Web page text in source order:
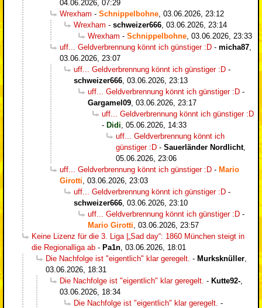
04.06.2026, 07:29
Wrexham - Schnippelbohne 03.06.2026, 23:12
Wrexham - schweizer666 03.06.2026, 23:14
Wrexham - Schnippelbohne 03.06.2026, 23:33
uff... Geldverbrennung könnt ich günstiger :D - micha87
03.06.2026, 23:07
uff... Geldverbrennung könnt ich günstiger :D -
schweizer666 03.06.2026, 23:13
uff... Geldverbrennung könnt ich günstiger :D -
Gargamel09 03.06.2026, 23:17
uff... Geldverbrennung könnt ich günstiger :D
- Didi 05.06.2026, 14:33
uff... Geldverbrennung könnt ich
günstiger :D - Sauerländer Nordlicht,
05.06.2026, 23:06
uff... Geldverbrennung könnt ich günstiger :D - Mario
Girotti 03.06.2026, 23:03
uff... Geldverbrennung könnt ich günstiger :D -
schweizer666 03.06.2026, 23:10
uff... Geldverbrennung könnt ich günstiger :D -
Mario Girotti 03.06.2026, 23:57
Keine Lizenz für die 3. Liga |„Sad day“: 1860 München steigt in
die Regionalliga ab - Pa1n 03.06.2026, 18:01
Die Nachfolge ist "eigentlich" klar geregelt. - Murksknüller
03.06.2026, 18:31
Die Nachfolge ist "eigentlich" klar geregelt. - Kutte92-
03.06.2026, 18:34
Die Nachfolge ist "eigentlich" klar geregelt. -